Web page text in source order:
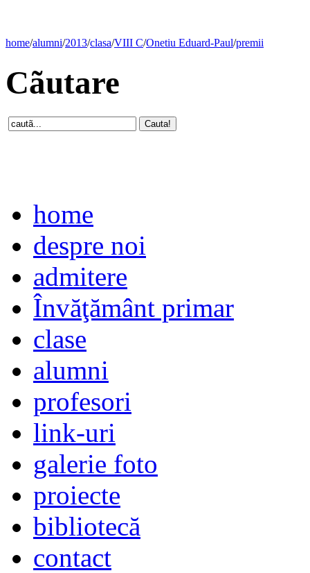
home/alumni/2013/clasa/VIII C/Onetiu Eduard-Paul/premii
Cãutare
home
despre noi
admitere
Învăţământ primar
clase
alumni
profesori
link-uri
galerie foto
proiecte
bibliotecă
contact